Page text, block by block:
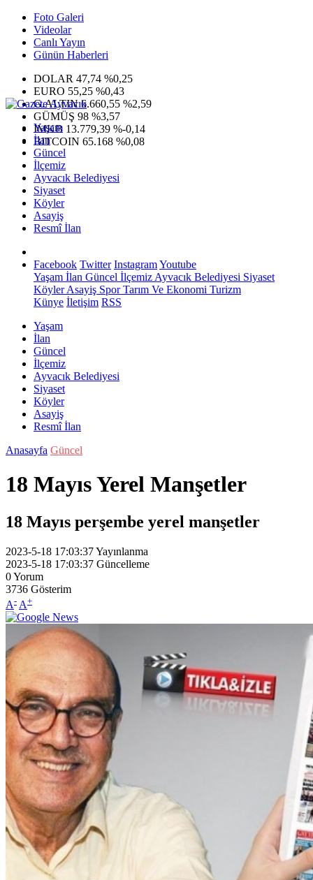
Foto Galeri
Videolar
Canlı Yayın
Günün Haberleri
DOLAR 47,74 %0,25
EURO 55,25 %0,43
G.ALTIN6.660,55 %2,59
GÜMÜŞ 98 %3,57
IMKB 13.779,39 %-0,14
BITCOIN 65.168 %0,08
Yaşam
İlan
Güncel
İlçemiz
Ayvacık Belediyesi
Siyaset
Köyler
Asayiş
Resmî İlan
Facebook Twitter InstagramYoutube
Yaşam İlan Güncel İlçemiz Ayvacık Belediyesi Siyaset
KöylerAsayiş SporTarım Ve Ekonomi Turizm
Künye İletişim RSS
Yaşam
İlan
Güncel
İlçemiz
Ayvacık Belediyesi
Siyaset
Köyler
Asayiş
Resmî İlan
Anasayfa Güncel
18 Mayıs Yerel Manşetler
18 Mayıs perşembe yerel manşetler
2023-5-18 17:03:37Yayınlanma
2023-5-18 17:03:37 Güncelleme
0Yorum
3736 Gösterim
A- A+